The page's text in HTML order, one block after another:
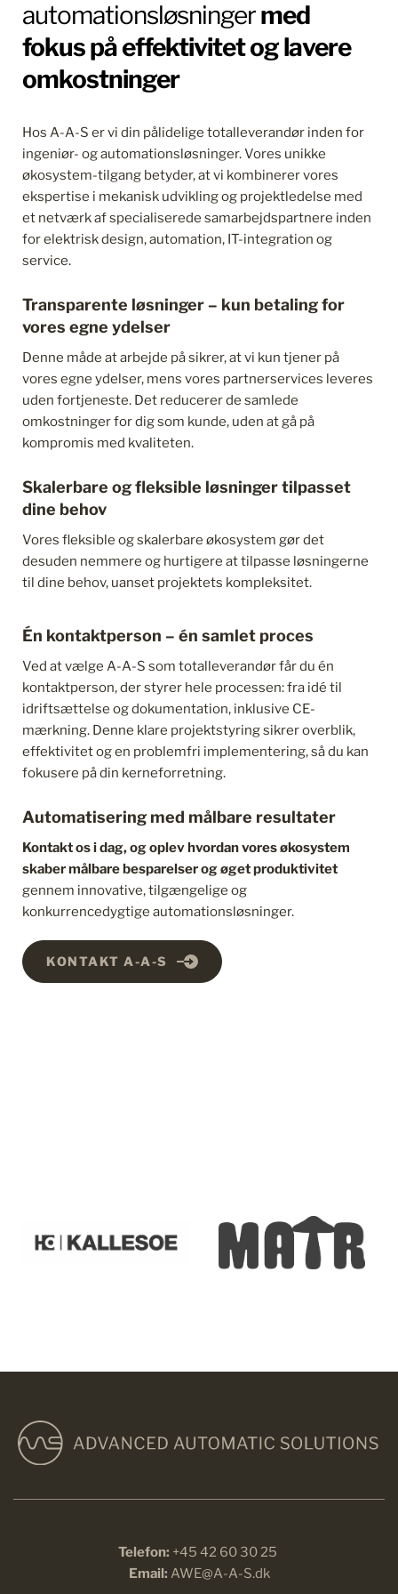
skaber typisk bedre effektivitet i produktionen
og dermed større fleksibilitet og kapacitet i
forretningen.
automationsløsninger med
fokus på effektivitet og lavere
omkostninger
Hos A-A-S er vi din pålidelige totalleverandør inden for
ingeniør- og automationsløsninger. Vores unikke
økosystem-tilgang betyder, at vi kombinerer vores
ekspertise i mekanisk udvikling og projektledelse med
et netværk af specialiserede samarbejdspartnere inden
for elektrisk design, automation, IT-integration og
service.
Transparente løsninger – kun betaling for
vores egne ydelser
Denne måde at arbejde på sikrer, at vi kun tjener på
vores egne ydelser, mens vores partnerservices leveres
uden fortjeneste. Det reducerer de samlede
omkostninger for dig som kunde, uden at gå på
kompromis med kvaliteten.
Skalerbare og fleksible løsninger tilpasset
dine behov
Vores fleksible og skalerbare økosystem gør det
desuden nemmere og hurtigere at tilpasse løsningerne
til dine behov, uanset projektets kompleksitet.
Én kontaktperson – én samlet proces
Ved at vælge A-A-S som totalleverandør får du én
kontaktperson, der styrer hele processen: fra idé til
idriftsættelse og dokumentation, inklusive CE-
mærkning. Denne klare projektstyring sikrer overblik,
effektivitet og en problemfri implementering, så du kan
fokusere på din kerneforretning.
Automatisering med målbare resultater
Kontakt os i dag, og oplev hvordan vores økosystem
skaber målbare besparelser og øget produktivitet
gennem innovative, tilgængelige og
konkurrencedygtige automationsløsninger.
KONTAKT A-A-S
Telefon: +45 42 60 30 25
Email: AWE@A-A-S.dk